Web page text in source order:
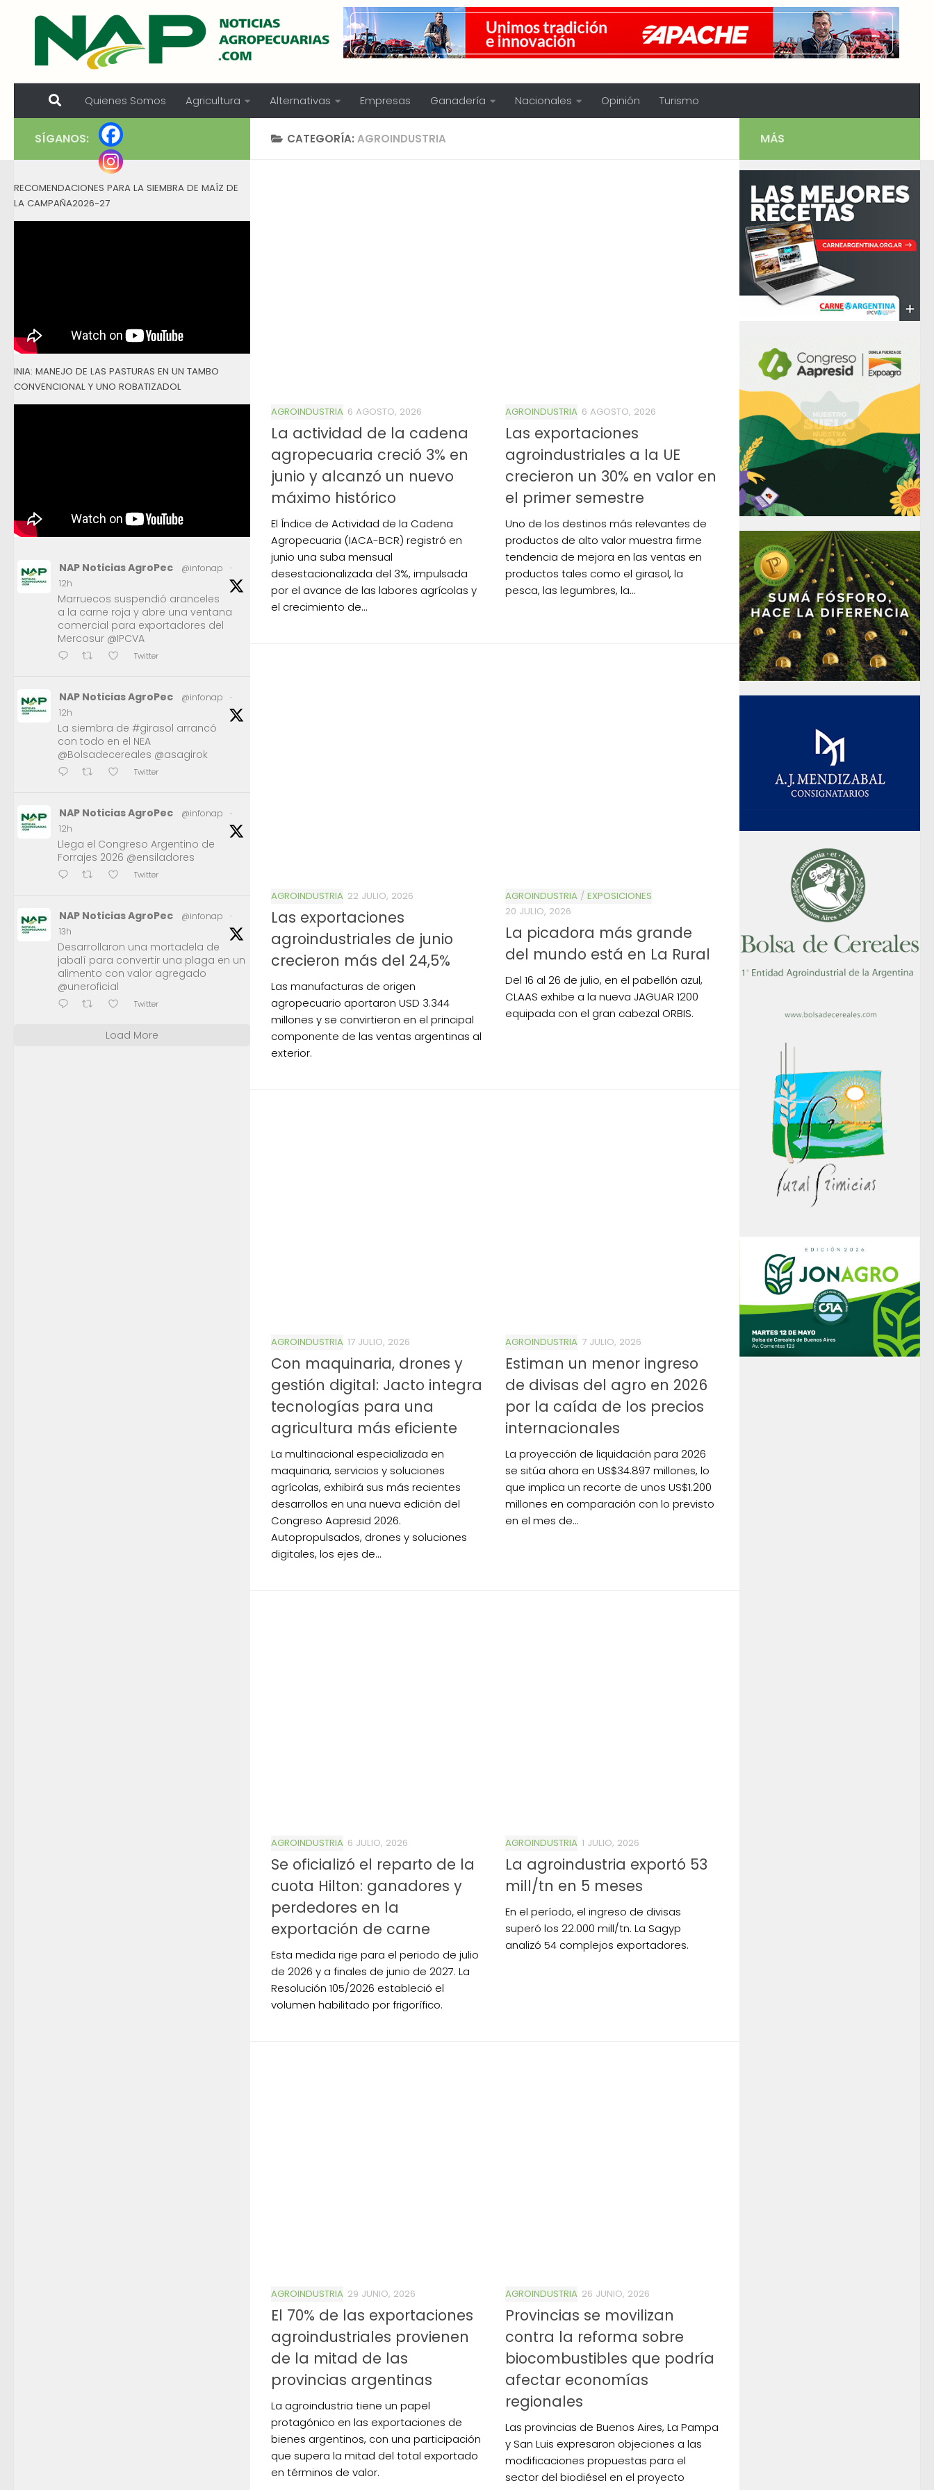
Skip to content
Quienes Somos Agricultura Alternativas Empresas Ganadería Nacionales Opinión Turismo
CATEGORÍA:AGROINDUSTRIA
AGROINDUSTRIA 6 AGOSTO, 2026
La actividad de la cadena
agropecuaria creció 3% en
junio y alcanzó un nuevo
máximo histórico
El Índice de Actividad de la Cadena
Agropecuaria (IACA-BCR) registró en
junio una suba mensual
desestacionalizada del 3%, impulsada
por el avance de las labores agrícolas y
el crecimiento de...
AGROINDUSTRIA 6 AGOSTO, 2026
Las exportaciones
agroindustriales a la UE
crecieron un 30% en valor en
el primer semestre
Uno de los destinos más relevantes de
productos de alto valor muestra firme
tendencia de mejora en las ventas en
productos tales como el girasol, la
pesca, las legumbres, la...
AGROINDUSTRIA 22 JULIO, 2026
Las exportaciones
agroindustriales de junio
crecieron más del 24,5%
Las manufacturas de origen
agropecuario aportaron USD 3.344
millones y se convirtieron en el principal
componente de las ventas argentinas al
exterior.
AGROINDUSTRIA / EXPOSICIONES
20 JULIO, 2026
La picadora más grande
del mundo está en La Rural
Del 16 al 26 de julio, en el pabellón azul,
CLAAS exhibe a la nueva JAGUAR 1200
equipada con el gran cabezal ORBIS.
AGROINDUSTRIA 17 JULIO, 2026
Con maquinaria, drones y
gestión digital: Jacto integra
tecnologías para una
agricultura más eficiente
La multinacional especializada en
maquinaria, servicios y soluciones
agrícolas, exhibirá sus más recientes
desarrollos en una nueva edición del
Congreso Aapresid 2026.
Autopropulsados, drones y soluciones
digitales, los ejes de...
AGROINDUSTRIA 7 JULIO, 2026
Estiman un menor ingreso
de divisas del agro en 2026
por la caída de los precios
internacionales
La proyección de liquidación para 2026
se sitúa ahora en US$34.897 millones, lo
que implica un recorte de unos US$1.200
millones en comparación con lo previsto
en el mes de...
AGROINDUSTRIA 6 JULIO, 2026
Se oficializó el reparto de la
cuota Hilton: ganadores y
perdedores en la
exportación de carne
Esta medida rige para el periodo de julio
de 2026 y a finales de junio de 2027. La
Resolución 105/2026 estableció el
volumen habilitado por frigorífico.
AGROINDUSTRIA 1 JULIO, 2026
La agroindustria exportó 53
mill/tn en 5 meses
En el período, el ingreso de divisas
superó los 22.000 mill/tn. La Sagyp
analizó 54 complejos exportadores.
AGROINDUSTRIA 29 JUNIO, 2026
El 70% de las exportaciones
agroindustriales provienen
de la mitad de las
provincias argentinas
La agroindustria tiene un papel
protagónico en las exportaciones de
bienes argentinos, con una participación
que supera la mitad del total exportado
en términos de valor.
AGROINDUSTRIA 26 JUNIO, 2026
Provincias se movilizan
contra la reforma sobre
biocombustibles que podría
afectar economías
regionales
Las provincias de Buenos Aires, La Pampa
y San Luis expresaron objeciones a las
modificaciones propuestas para el
sector del biodiésel en el proyecto
SÍGANOS:
RECOMENDACIONES PARA LA SIEMBRA DE MAÍZ DE
LA CAMPAÑA2026-27
INIA: MANEJO DE LAS PASTURAS EN UN TAMBO
CONVENCIONAL Y UNO ROBATIZADOL
NAP Noticias AgroPec @infonap
·
12h
Marruecos suspendió aranceles
a la carne roja y abre una ventana
comercial para exportadores del
Mercosur @IPCVA
Twitter
NAP Noticias AgroPec @infonap
·
12h
La siembra de #girasol arrancó
con todo en el NEA
@Bolsadecereales @asagirok
Twitter
NAP Noticias AgroPec @infonap
·
12h
Llega el Congreso Argentino de
Forrajes 2026 @ensiladores
Twitter
NAP Noticias AgroPec @infonap
·
13h
Desarrollaron una mortadela de
jabalí para convertir una plaga en un
alimento con valor agregado
@uneroficial
Twitter
Load More
MÁS